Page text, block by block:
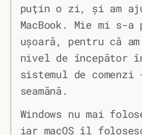
puțin o zi, și am
MacBook. Mie mi s-
ușoară, pentru că
nivel de începător
sistemul de
seamănă.
Windows nu mai
iar macOS îl